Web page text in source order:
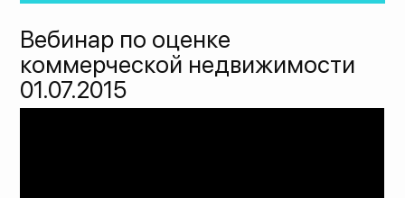
Вебинар по оценке
коммерческой недвижимости
01.07.2015